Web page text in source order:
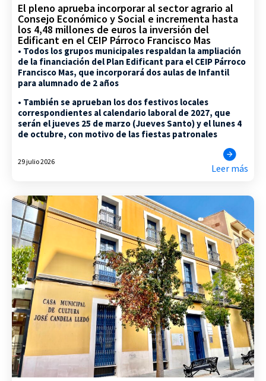
El pleno aprueba incorporar al sector agrario al
Consejo Económico y Social e incrementa hasta
los 4,48 millones de euros la inversión del
Edificant en el CEIP Párroco Francisco Mas
• Todos los grupos municipales respaldan la ampliación
de la financiación del Plan Edificant para el CEIP Párroco
Francisco Mas, que incorporará dos aulas de Infantil
para alumnado de 2 años
• También se aprueban los dos festivos locales
correspondientes al calendario laboral de 2027, que
serán el jueves 25 de marzo (Jueves Santo) y el lunes 4
de octubre, con motivo de las fiestas patronales
29 julio 2026
Leer más